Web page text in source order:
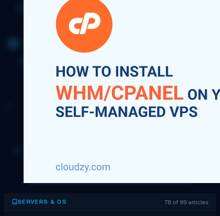
SERVERS & OS 78 of 89 articles